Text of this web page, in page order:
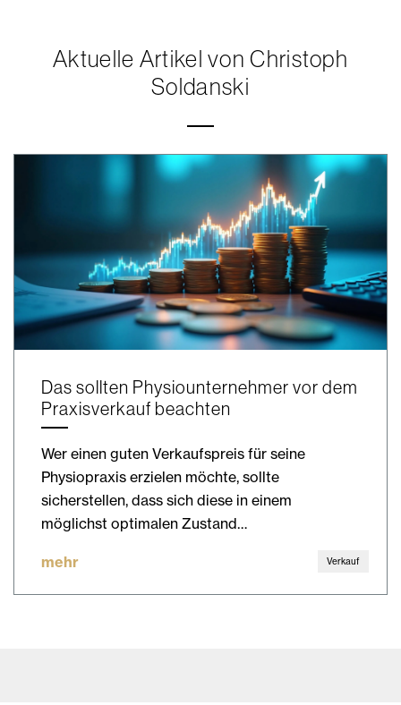
Aktuelle Artikel von Christoph
Soldanski
Das sollten Physiounternehmer vor dem
Praxisverkauf beachten
Wer einen guten Verkaufspreis für seine
Physiopraxis erzielen möchte, sollte
sicherstellen, dass sich diese in einem
möglichst optimalen Zustand…
mehr Verkauf